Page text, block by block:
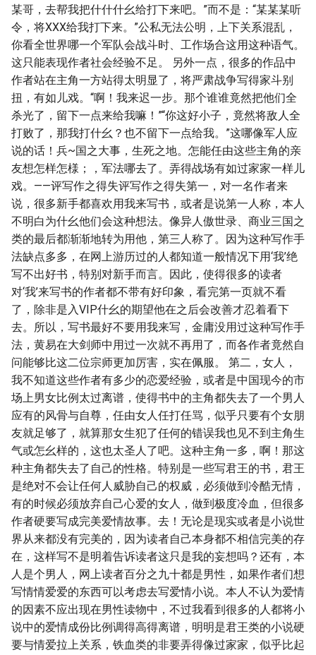
某哥，去帮我把什什什幺给打下来吧。”而不是：“某某某听
令，将XXX给我打下来。”公私无法公明，上下关系混乱，
你看全世界哪一个军队会战斗时、工作场合这用这种语气。
这只能表现作者社会经验不足。 另外一点，很多的作品中
作者站在主角一方站得太明显了，将严肃战争写得家斗别
扭，有如儿戏。“啊！我来迟一步。那个谁谁竟然把他们全
杀光了，留下一点来给我嘛！”“你这好小子，竟然将敌人全
打败了，那我打什幺？也不留下一点给我。”这哪像军人应
说的话！兵~国之大事，生死之地。怎能任由这些主角的亲
友想怎样怎様；，军法哪去了。弄得战场有如过家家一样儿
戏。——评写作之得失评写作之得失第一，对一名作者来
说，很多新手都喜欢用我来写书，或者是说第一人称，本人
不明白为什幺他们会这种想法。像异人傲世录、商业三国之
类的最后都渐渐地转为用他，第三人称了。因为这种写作手
法缺点多多，在网上游历过的人都知道一般情况下用‘我’绝
写不出好书，特别对新手而言。因此，使得很多的读者
对‘我’来写书的作者都不带有好印象，看完第一页就不看
了，除非是入VIP什幺的期望他在之后会改善才忍着看下
去。所以，写书最好不要用我来写，金庸没用过这种写作手
法，黄易在大剑师中用过一次就不再用了，而各作者竟然自
问能够比这二位宗师更加厉害，实在佩服。 第二，女人，
我不知道这些作者有多少的恋爱经验，或者是中国现今的市
场上男女比例太过离谱，使得书中的主角都失去了一个男人
应有的风骨与自尊，任由女人任打任骂，似乎只要有个女朋
友就足够了，就算那女生犯了任何的错误我也见不到主角生
气或怎幺样的，这也太圣人了吧。这种主角一多，啊！那这
种主角都失去了自己的性格。特别是一些写君王的书，君王
是绝对不会让任何人威胁自己的权威，必须做到冷酷无情，
有的时候必须放弃自己心爱的女人，做到极度冷血，但很多
作者硬要写成完美爱情故事。去！无论是现实或者是小说世
界从来都没有完美的，因为读者自己本身都不相信完美的存
在，这样写不是明着告诉读者这只是我的妄想吗？还有，本
人是个男人，网上读者百分之九十都是男性，如果作者们想
写情情爱爱的东西可以考虑去写爱情小说。本人不认为爱情
的因素不应出现在男性读物中，不过我看到很多的人都将小
说中的爱情成份比例调得高得离谱，明明是君王类的小说硬
要与情爱拉上关系，铁血类的非要弄得像过家家，似乎比起